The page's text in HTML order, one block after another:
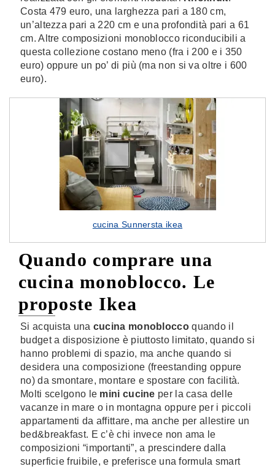
Costa 479 euro, una larghezza pari a 180 cm,
un’altezza pari a 220 cm e una profondità pari a 61
cm. Altre composizioni monoblocco riconducibili a
questa collezione costano meno (fra i 200 e i 350
euro) oppure un po’ di più (ma non si va oltre i 600
euro).
cucina Sunnersta ikea
Quando comprare una
cucina monoblocco. Le
proposte Ikea
Si acquista una cucina monobloccoquando il
budget a disposizione è piuttosto limitato, quando si
hanno problemi di spazio, ma anche quando si
desidera una composizione (freestanding oppure
no) da smontare, montare e spostare con facilità.
Molti scelgono le mini cucine per la casa delle
vacanze in mare o in montagna oppure per i piccoli
appartamenti da affittare, ma anche per allestire un
bed&breakfast. E c’è chi invece non ama le
composizioni “importanti”, a prescindere dalla
superficie fruibile, e preferisce una formula smart